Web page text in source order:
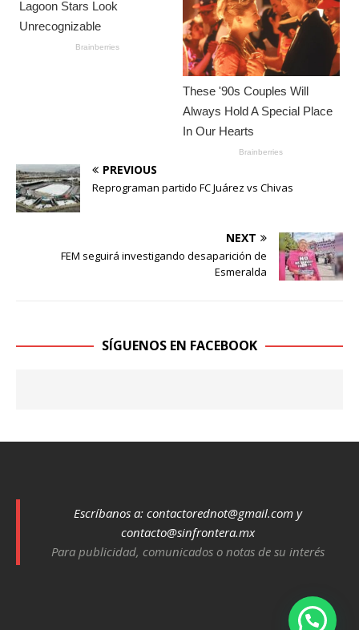
PREVIOUS
Reprograman partido FC Juárez vs Chivas
NEXT
FEM seguirá investigando desaparición de
Esmeralda
SÍGUENOS EN FACEBOOK
Escríbanos a: contactorednot@gmail.comy
contacto@sinfrontera.mx
Para publicidad, comunicados o notas de su interés